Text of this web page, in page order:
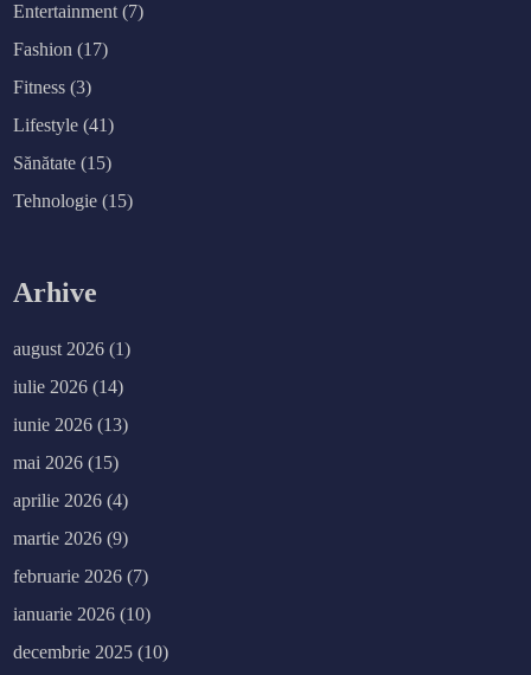
Entertainment (7)
Fashion (17)
Fitness (3)
Lifestyle (41)
Sănătate (15)
Tehnologie (15)
Arhive
august 2026 (1)
iulie 2026 (14)
iunie 2026 (13)
mai 2026 (15)
aprilie 2026 (4)
martie 2026 (9)
februarie 2026 (7)
ianuarie 2026 (10)
decembrie 2025 (10)